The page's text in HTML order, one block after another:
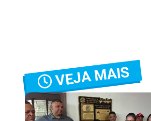
VEJA MAIS